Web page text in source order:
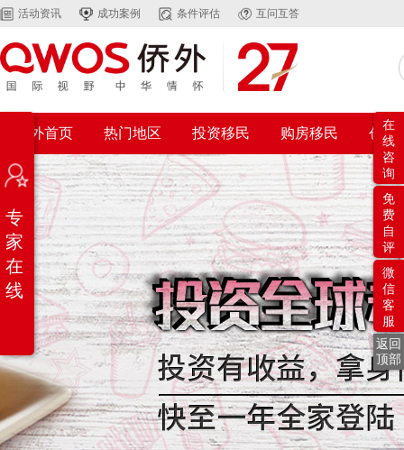
活动资讯 成功案例 条件评估 互问互答
侨外首页 热门地区 投资移民 购房移民 创业
专
家
在
线
在
线
咨
询
免
费
自
评
微
信
客
服
返回
顶部